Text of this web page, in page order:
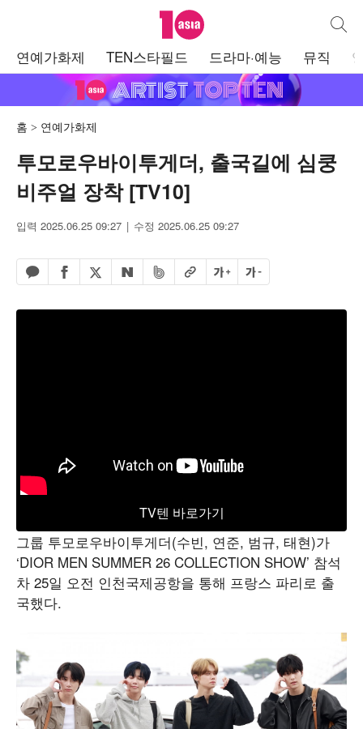
텐아시아 통합
연예가화제 TEN스타필드 드라마·예능 뮤직
홈 연예가화제
투모로우바이투게더, 출국길에 심쿵
비주얼 장착 [TV10]
입력 2025.06.25 09:27 수정 2025.06.25 09:27
카카오톡 공유하기
페이스북 공유하기
엑스 공유하기
네이버 공유하기
밴드 공유하기
URL복사글자 크게글자 작게
TV텐 바로가기
그룹 투모로우바이투게더(수빈, 연준, 범규, 태현)가
‘DIOR MEN SUMMER 26 COLLECTION SHOW’ 참석
차 25일 오전 인천국제공항을 통해 프랑스 파리로 출
국했다.